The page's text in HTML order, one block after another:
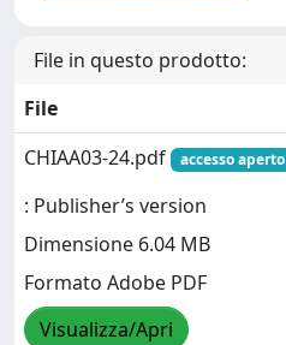
File in questo prodotto:
File
CHIAA03-24.pdf
accesso aperto
: Publisher’s version
Dimensione 6.04 MB
Formato Adobe PDF
Visualizza/Apri